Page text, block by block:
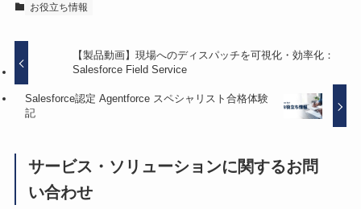
お役立ち情報
【製品動画】現場へのディスパッチを可視化・効率
化：Salesforce Field Service
Salesforce認定 Agentforce スペシャリスト合格体験
記
サービス・ソリューションに関するお問
い合わせ